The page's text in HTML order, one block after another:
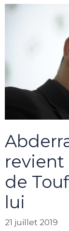
revient
de
lui
21 juillet 2019